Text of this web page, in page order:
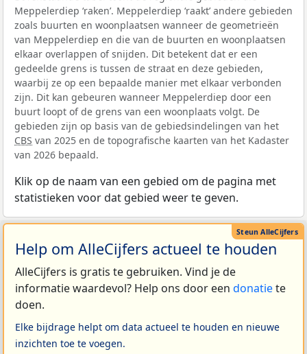
Meppelerdiep ‘raken’. Meppelerdiep ‘raakt’ andere gebieden
zoals buurten en woonplaatsen wanneer de geometrieën
van Meppelerdiep en die van de buurten en woonplaatsen
elkaar overlappen of snijden. Dit betekent dat er een
gedeelde grens is tussen de straat en deze gebieden,
waarbij ze op een bepaalde manier met elkaar verbonden
zijn. Dit kan gebeuren wanneer Meppelerdiep door een
buurt loopt of de grens van een woonplaats volgt. De
gebieden zijn op basis van de gebiedsindelingen van het
CBS van 2025 en de topografische kaarten van het Kadaster
van 2026 bepaald.
Klik op de naam van een gebied om de pagina met
statistieken voor dat gebied weer te geven.
Help om AlleCijfers actueel te houden
AlleCijfers is gratis te gebruiken. Vind je de
informatie waardevol? Help ons door een donatiete
doen.
Elke bijdrage helpt om data actueel te houden en nieuwe
inzichten toe te voegen.